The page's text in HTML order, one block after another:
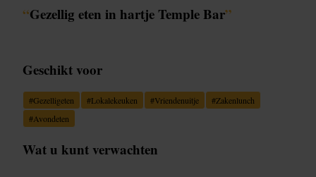
“Gezellig eten in hartje Temple Bar”
Geschikt voor
#Gezelligeten #Lokalekeuken #Vriendenuitje #Zakenlunch
#Avondeten
Wat u kunt verwachten